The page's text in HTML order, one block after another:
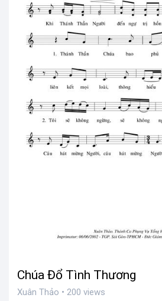
Chúa Đổ Tình Thương
Xuân Thảo • 200 views